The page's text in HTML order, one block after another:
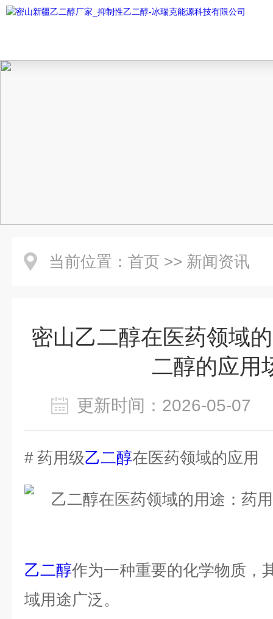
当前位置： 首页 >> 新闻资讯
密山乙二醇在医药领域
二醇的应用
更新时间：2026-05-
# 药用级乙二醇在医药领域的应用
乙二醇作为一种重要的化学物质，
域用途广泛。